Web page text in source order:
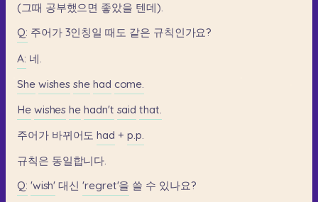
(그때 공부했으면 좋았을 텐데).
Q: 주어가 3인칭일 때도 같은 규칙인가요?
A: 네.
She wishes she had come.
He wishes he hadn't said that.
주어가 바뀌어도 had + p.p.
규칙은 동일합니다.
Q: 'wish' 대신 'regret'을 쓸 수 있나요?